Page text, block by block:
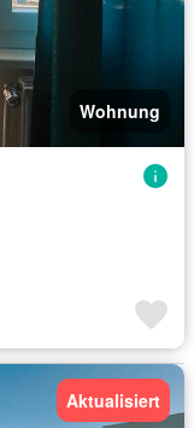
Wohnung
Aktualisiert